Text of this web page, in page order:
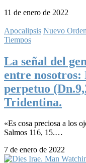
11 de enero de 2022
Apocalipsis Nuevo
Tiempos
La señal del
entre
perpetuo
Tridentina.
«Es cosa preciosa a los
Salmos 116, 15.…
7 de enero de 2022